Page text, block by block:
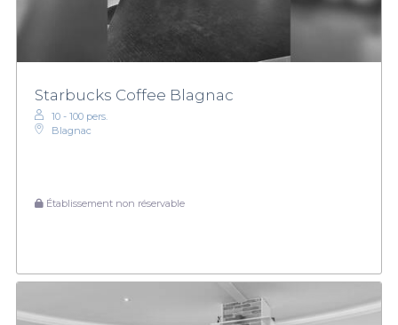
Starbucks Coffee Blagnac
10 - 100 pers.
Blagnac
Établissement non réservable